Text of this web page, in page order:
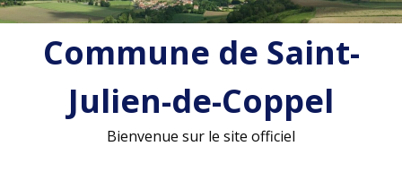
Commune de Saint-
Julien-de-Coppel
Bienvenue sur le site officiel